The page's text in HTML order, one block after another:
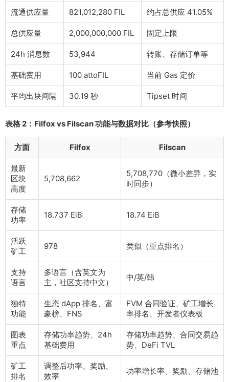
流通供应量 821,012,280 FIL 约占总供应 41.05%
总供应量 2,000,000,000 FIL 固定上限
24h 消息数 53,944 转账、存储订单等
基础费用 100 attoFIL 当前 Gas 定价
平均出块间隔 30.19 秒 Tipset 时间
表格 2：Filfox vs Filscan 功能与数据对比（参考快照）
方面 Filfox Filscan
最新
区块
高度
5,708,662
5,708,770（微小差异，实
时同步）
存储
功率
18.737 EiB 18.74 EiB
活跃
矿工
978 类似（重点排名）
支持
语言
多语言（含英文为
主，社区支持中文）
中/英/韩
独特
功能
生态 dApp 排名、富
豪榜、FNS
FVM 合同验证、矿工增长
率排名、开发者仪表板
图表
重点
存储功率趋势、24h
基础费用
存储功率趋势、合同交易趋
势、DeFi TVL
矿工
排名
调整后功率、奖励、
效率
功率增长率、奖励、存储池